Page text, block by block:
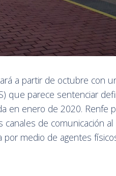
a partir de octubre con
que parece sentenciar
en enero de 2020. Renfe
canales de comunicación
por medio de agentes